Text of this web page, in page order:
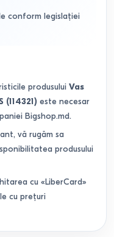
conform legislației
produsului Vas
este necesar
Bigshop.md.
vă rugăm sa
produsului
cu «LiberCard»
cu prețuri